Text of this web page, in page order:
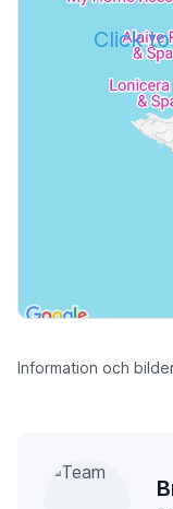
Click
Information och